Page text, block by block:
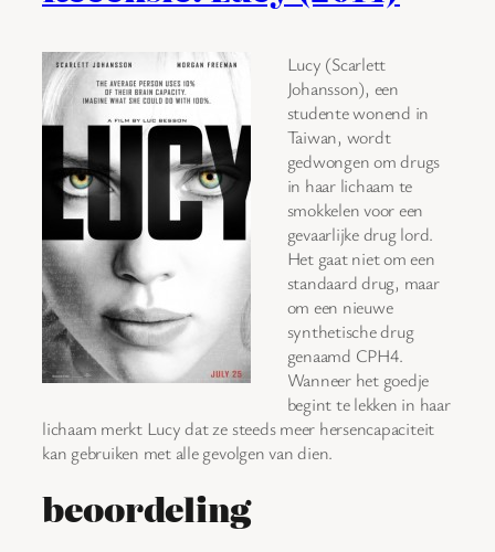
Lucy (Scarlett
Johansson), een
studente wonend in
Taiwan, wordt
gedwongen om drugs
in haar lichaam te
smokkelen voor een
gevaarlijke drug lord.
Het gaat niet om een
standaard drug, maar
om een nieuwe
synthetische drug
genaamd CPH4.
Wanneer het goedje
begint te lekken in haar
lichaam merkt Lucy dat ze steeds meer hersencapaciteit
kan gebruiken met alle gevolgen van dien.
beoordeling